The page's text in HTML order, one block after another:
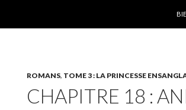
ROMANS, TOME 3 : LA PRINCESSE
CHAPITRE 18 :